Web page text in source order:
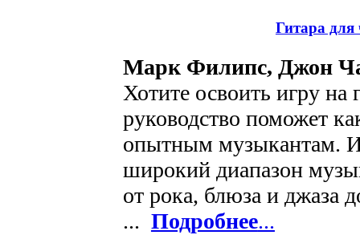
Гитара для
Марк Филипс, Джон
Хотите освоить игру на
руководство поможет
опытным музыкантам.
широкий диапазон
от рока, блюза и джаза
... Подробнее...